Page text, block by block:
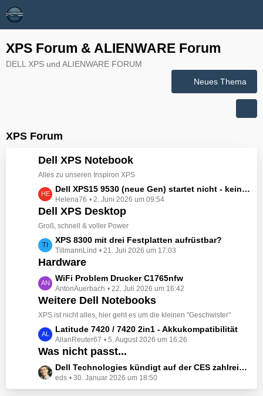
XPS Forum & ALIENWARE Forum
DELL XPS und ALIENWARE FORUM
Neues Thema
XPS Forum
Dell XPS Notebook
Alles zu unseren Inspiron XPS
L
e
t
z
e
B
i
r
ä
g
e
Dell XPS15 9530 (neue Gen) startet nicht - kein booten, kein Licht - nichts tut sich - hat jemand eine Idee wie man ihn zum Leben erwecken könnte?
Helena76 2. Juni 2026 um 09:54
Dell XPS Desktop
Groß, schnell & voller Power
L
e
t
z
t
e
B
i
r
ä
g
XPS 8300 mit drei Festplatten aufrüstbar?
TillmannLind 21. Juli 2026 um 17:03
Hardware
L
e
t
z
e
B
i
WiFi Problem Drucker C1765nfw
AntonAuerbach 22. Juli 2026 um 16:42
Weitere Dell Notebooks
XPS ist nicht alles, hier geht es um die kleinen "Geschwister"
L
e
t
z
t
e
Latitude 7420 / 7420 2in1 - Akkukompatibilität
AllanReuter67 5. August 2026 um 16:26
Was nicht passt...
L
e
t
Dell Technologies kündigt auf der CES zahlreiche Alienware-Neuheiten an
eds 30. Januar 2026 um 18:50